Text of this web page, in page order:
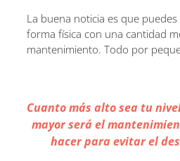
La buena noticia es que
forma física con una cantidad
mantenimiento. Todo por
Cuanto más alto sea tu
mayor será el
hacer para evitar el